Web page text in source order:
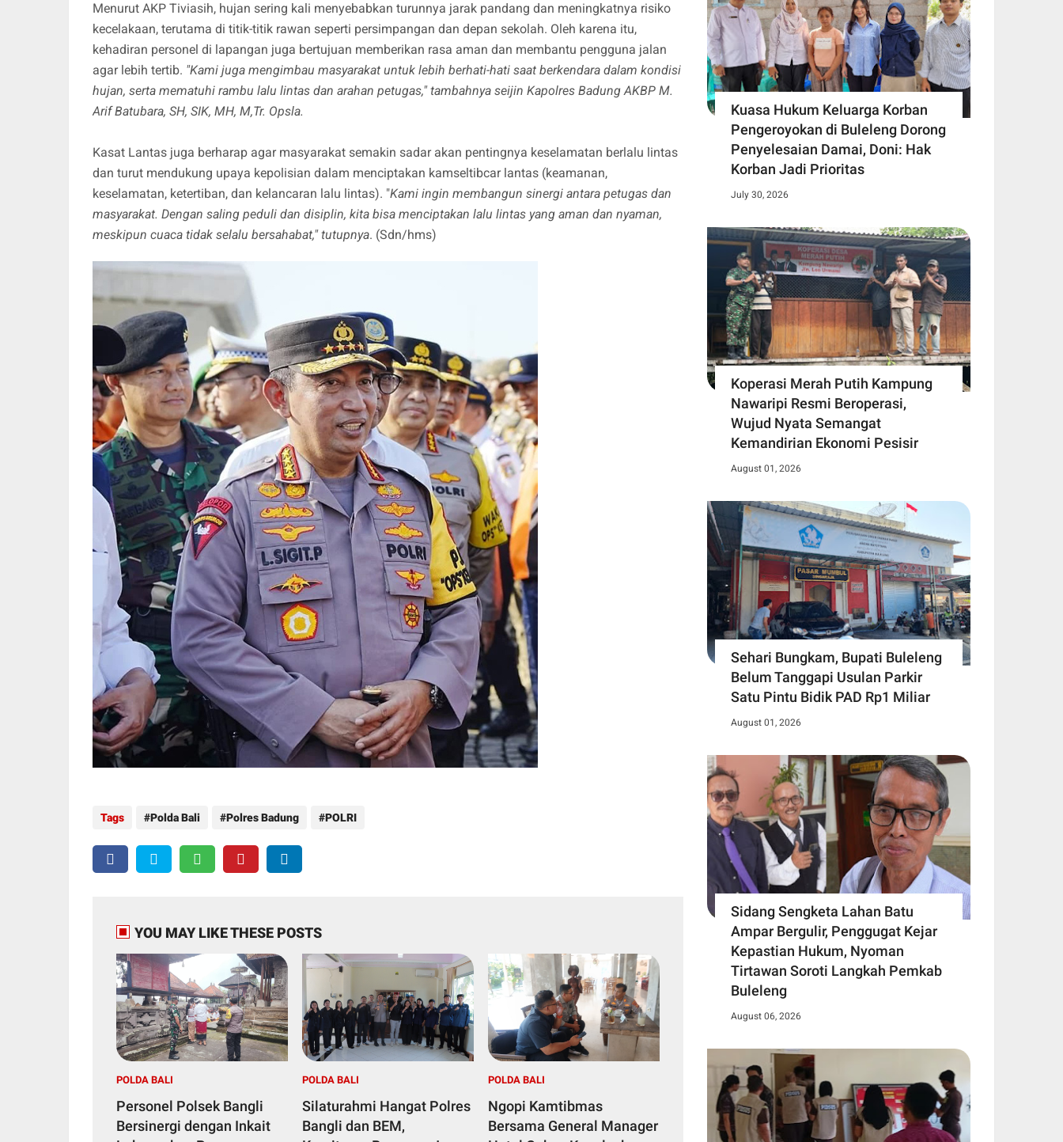
Menurut AKP Tiviasih, hujan sering kali menyebabkan turunnya jarak pandang dan meningkatnya risiko
kecelakaan, terutama di titik-titik rawan seperti persimpangan dan depan sekolah. Oleh karena itu,
kehadiran personel di lapangan juga bertujuan memberikan rasa aman dan membantu pengguna jalan
agar lebih tertib. "Kami juga mengimbau masyarakat untuk lebih berhati-hati saat berkendara dalam kondisi
hujan, serta mematuhi rambu lalu lintas dan arahan petugas," tambahnya seijin Kapolres Badung AKBP M.
Arif Batubara, SH, SIK, MH, M,Tr. Opsla.
Kasat Lantas juga berharap agar masyarakat semakin sadar akan pentingnya keselamatan berlalu lintas
dan turut mendukung upaya kepolisian dalam menciptakan kamseltibcar lantas (keamanan,
keselamatan, ketertiban, dan kelancaran lalu lintas). "Kami ingin membangun sinergi antara petugas dan
masyarakat. Dengan saling peduli dan disiplin, kita bisa menciptakan lalu lintas yang aman dan nyaman,
meskipun cuaca tidak selalu bersahabat," tutupnya. (Sdn/hms)
Tags Polda Bali Polres Badung POLRI
YOU MAY LIKE THESE POSTS
POLDA BALI
Personel Polsek Bangli
Bersinergi dengan Inkait
POLDA BALI
Silaturahmi Hangat Polres
Bangli dan BEM,
POLDA BALI
Ngopi Kamtibmas
Bersama General Manager
Kuasa Hukum Keluarga Korban
Pengeroyokan di Buleleng Dorong
Penyelesaian Damai, Doni: Hak
Korban Jadi Prioritas
July 30, 2026
Koperasi Merah Putih Kampung
Nawaripi Resmi Beroperasi,
Wujud Nyata Semangat
Kemandirian Ekonomi Pesisir
August 01, 2026
Sehari Bungkam, Bupati Buleleng
Belum Tanggapi Usulan Parkir
Satu Pintu Bidik PAD Rp1 Miliar
August 01, 2026
Sidang Sengketa Lahan Batu
Ampar Bergulir, Penggugat Kejar
Kepastian Hukum, Nyoman
Tirtawan Soroti Langkah Pemkab
Buleleng
August 06, 2026